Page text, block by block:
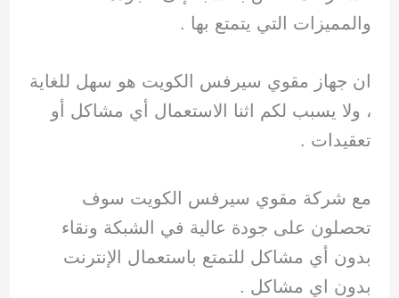
والمميزات التي يتمتع بها .
ان جهاز مقوي سيرفس الكويت هو سهل للغاية
، ولا يسبب لكم اثنا الاستعمال أي مشاكل أو
تعقيدات .
مع شركة مقوي سيرفس الكويت سوف
تحصلون على جودة عالية في الشبكة ونقاء
بدون أي مشاكل للتمتع باستعمال الإنترنت
بدون اي مشاكل .